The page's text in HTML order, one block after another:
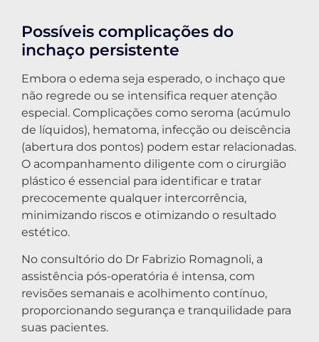
Possíveis complicações do
inchaço persistente
Embora o edema seja esperado, o inchaço que
não regrede ou se intensifica requer atenção
especial. Complicações como seroma (acúmulo
de líquidos), hematoma, infecção ou deiscência
(abertura dos pontos) podem estar relacionadas.
O acompanhamento diligente com o cirurgião
plástico é essencial para identificar e tratar
precocemente qualquer intercorrência,
minimizando riscos e otimizando o resultado
estético.
No consultório do Dr Fabrizio Romagnoli, a
assistência pós-operatória é intensa, com
revisões semanais e acolhimento contínuo,
proporcionando segurança e tranquilidade para
suas pacientes.